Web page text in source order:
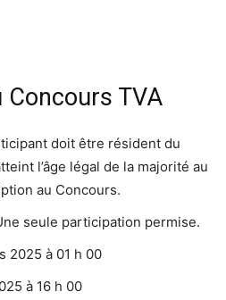
Concours TVA
doit être résident du
l’âge légal de la majorité au
au Concours.
seule participation permise.
2025 à 01 h 00
à 16 h 00